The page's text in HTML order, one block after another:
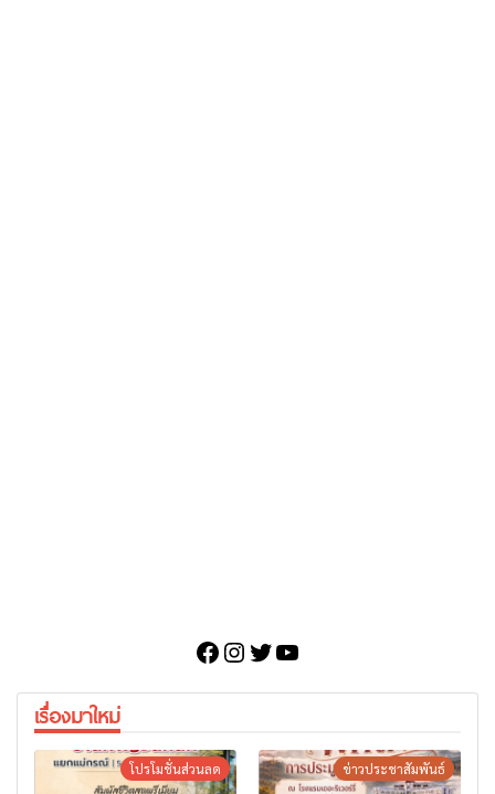
Facebook
Instagram
Twitter
YouTube
เรื่องมาใหม่
โปรโมชั่นส่วนลด ข่าวประชาสัมพันธ์